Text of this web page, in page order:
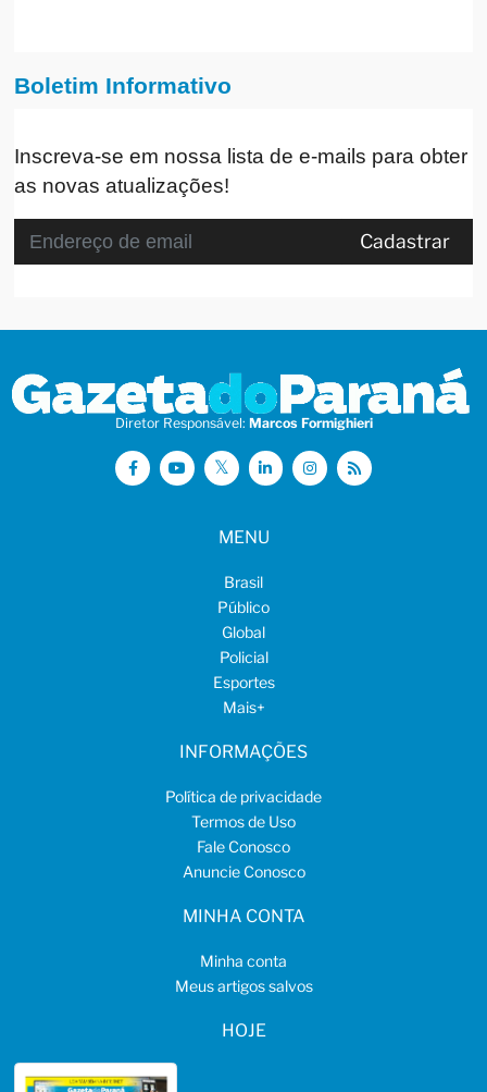
Boletim Informativo
Inscreva-se em nossa lista de e-mails para obter
as novas atualizações!
Cadastrar
Diretor Responsável: Marcos Formighieri
MENU
Brasil
Público
Global
Policial
Esportes
Mais+
INFORMAÇÕES
Política de privacidade
Termos de Uso
Fale Conosco
Anuncie Conosco
MINHA CONTA
Minha conta
Meus artigos salvos
HOJE